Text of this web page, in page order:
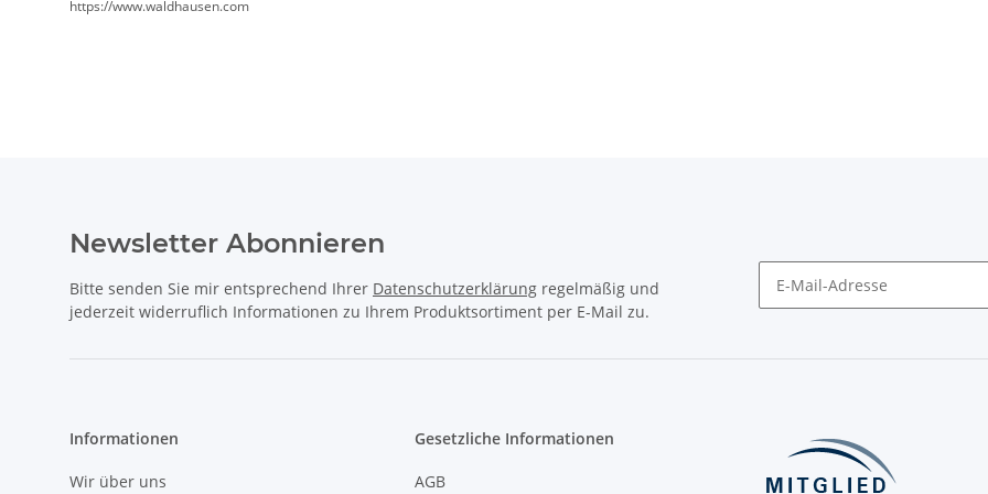
https://www.waldhausen.com
Newsletter Abonnieren
Bitte senden Sie mir entsprechend Ihrer Datenschutzerklärung regelmäßig und
jederzeit widerruflich Informationen zu Ihrem Produktsortiment per E-Mail zu.
Informationen
Wir über uns
Gesetzliche Informationen
AGB